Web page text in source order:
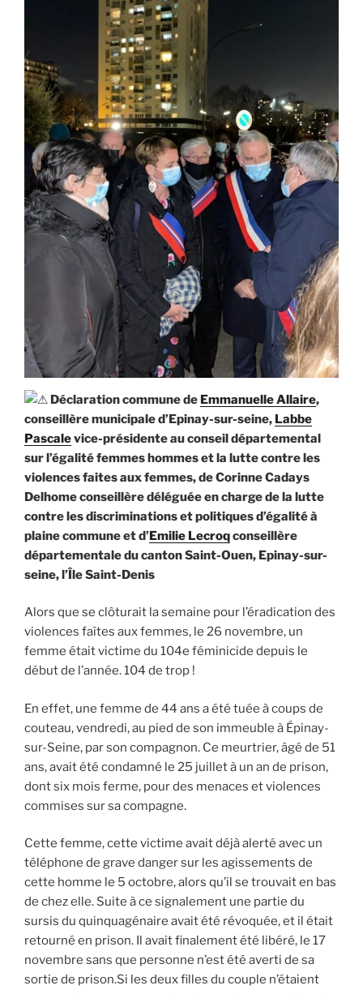
Déclaration commune de Emmanuelle Allaire,
conseillère municipale d’Epinay-sur-seine, Labbe
Pascalevice-présidente au conseil départemental
sur l’égalité femmes hommes et la lutte contre les
violences faites aux femmes, de Corinne Cadays
Delhome conseillère déléguée en charge de la lutte
contre les discriminations et politiques d’égalité à
plaine commune et d’Emilie Lecroqconseillère
départementale du canton Saint-Ouen, Epinay-sur-
seine, l’Île Saint-Denis
Alors que se clôturait la semaine pour l’éradication des
violences faîtes aux femmes, le 26 novembre, un
femme était victime du 104e féminicide depuis le
début de l’année. 104 de trop !
En effet, une femme de 44 ans a été tuée à coups de
couteau, vendredi, au pied de son immeuble à Épinay-
sur-Seine, par son compagnon. Ce meurtrier, âgé de 51
ans, avait été condamné le 25 juillet à un an de prison,
dont six mois ferme, pour des menaces et violences
commises sur sa compagne.
Cette femme, cette victime avait déjà alerté avec un
téléphone de grave danger sur les agissements de
cette homme le 5 octobre, alors qu’il se trouvait en bas
de chez elle. Suite à ce signalement une partie du
sursis du quinquagénaire avait été révoquée, et il était
retourné en prison. Il avait finalement été libéré, le 17
novembre sans que personne n’est été averti de sa
sortie de prison.Si les deux filles du couple n’étaient